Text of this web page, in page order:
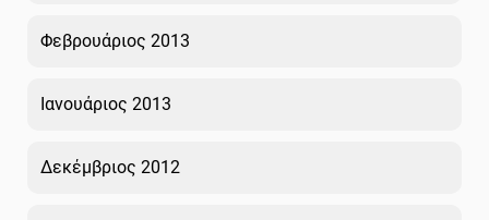
Φεβρουάριος 2013
Ιανουάριος 2013
Δεκέμβριος 2012